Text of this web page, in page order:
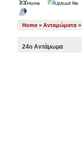
Home Upload file
Home > Ανταμώματα >
24ο Αντάμωμα